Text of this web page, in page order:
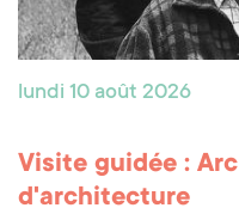
lundi 10 août 2026
Visite guidée :
d'architecture